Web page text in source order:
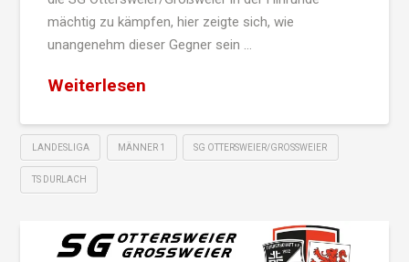
mächtig zu kämpfen, hier zeigte sich, wie
unangenehm dieser Gegner sein …
Weiterlesen
LANDESLIGA MÄNNER 1 SG OTTERSWEIER/GROSSWEIER
TS DURLACH